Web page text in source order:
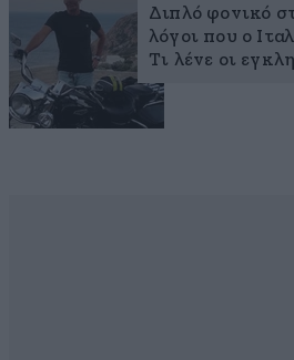
Διπλό φονικό
λόγοι που ο
Τι λένε οι